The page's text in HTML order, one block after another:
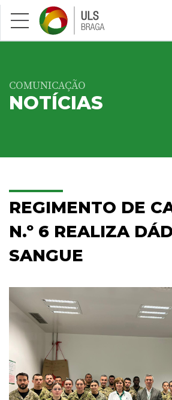
Saltar para conteúdo principal
COMUNICAÇÃO
NOTÍCIAS
REGIMENTO DE
N.º 6 REALIZA
SANGUE